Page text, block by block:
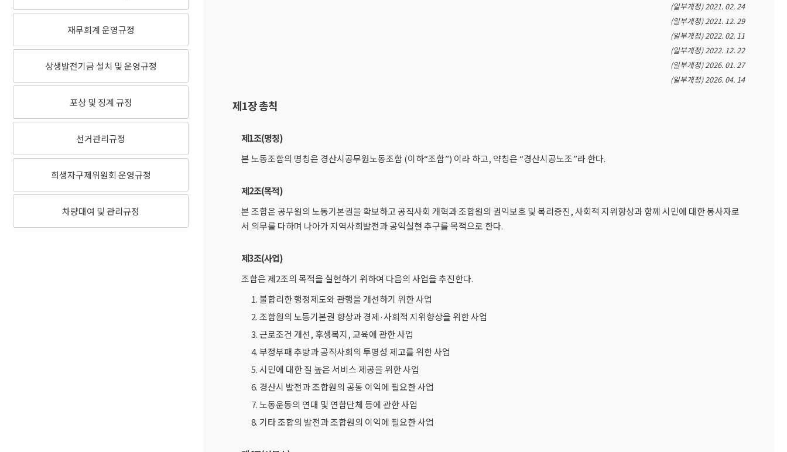
재무회계 운영규정
상생발전기금 설치 및 운영규정
포상 및 징계 규정
선거관리규정
희생자구제위원회 운영규정
차량대여 및 관리규정
(일부개정) 2021. 02. 24
(일부개정) 2021. 12. 29
(일부개정) 2022. 02. 11
(일부개정) 2022. 12. 22
(일부개정) 2026. 01. 27
(일부개정) 2026. 04. 14
제1장 총칙
제1조(명칭)
본 노동조합의 명칭은 경산시공무원노동조합 (이하“조합”) 이라 하고, 약칭은 “경산시공노조”라 한다.
제2조(목적)
본 조합은 공무원의 노동기본권을 확보하고 공직사회 개혁과 조합원의 권익보호 및 복리증진, 사회적 지위향상과 함께 시민에 대한 봉사자로
서 의무를 다하며 나아가 지역사회발전과 공익실현 추구를 목적으로 한다.
제3조(사업)
조합은 제2조의 목적을 실현하기 위하여 다음의 사업을 추진한다.
1. 불합리한 행정제도와 관행을 개선하기 위한 사업
2. 조합원의 노동기본권 향상과 경제·사회적 지위향상을 위한 사업
3. 근로조건 개선, 후생복지, 교육에 관한 사업
4. 부정부패 추방과 공직사회의 투명성 제고를 위한 사업
5. 시민에 대한 질 높은 서비스 제공을 위한 사업
6. 경산시 발전과 조합원의 공동 이익에 필요한 사업
7. 노동운동의 연대 및 연합단체 등에 관한 사업
8. 기타 조합의 발전과 조합원의 이익에 필요한 사업